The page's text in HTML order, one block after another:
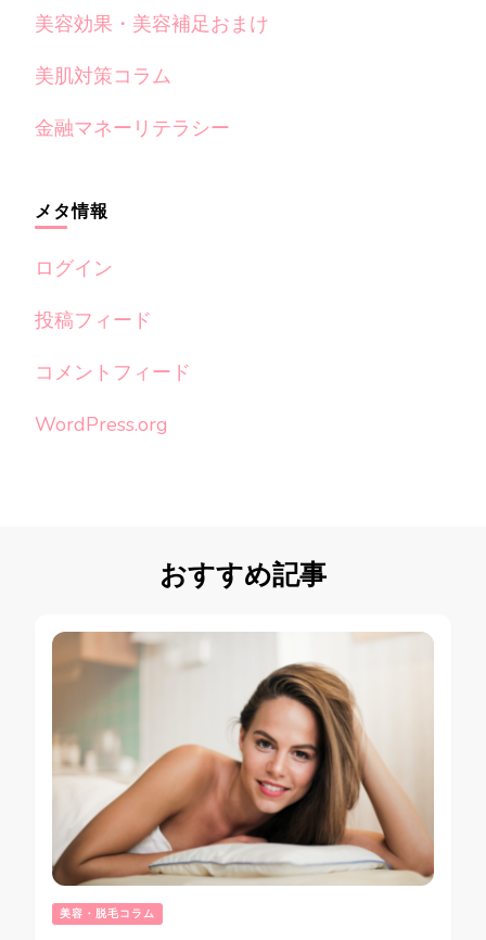
美容効果・美容補足おまけ
美肌対策コラム
金融マネーリテラシー
メタ情報
ログイン
投稿フィード
コメントフィード
WordPress.org
おすすめ記事
美容・脱毛コラム